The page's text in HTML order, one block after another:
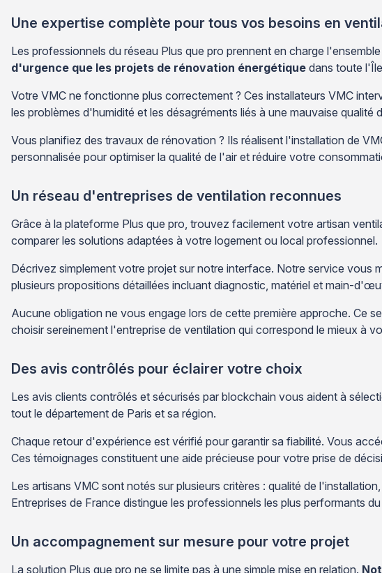
Une expertise complète pour tous vos besoins en
Les professionnels du réseau Plus que pro prennent en charge
d'urgence que les projets de rénovation énergétique dans toute
Votre VMC ne fonctionne plus correctement ? Ces installateurs VMC
les problèmes d'humidité et les désagréments liés à une mauvaise qualité
Vous planifiez des travaux de rénovation ? Ils réalisent l'installation de
personnalisée pour optimiser la qualité de l'air et réduire votre
Un réseau d'entreprises de ventilation reconnues
Grâce à la plateforme Plus que pro, trouvez facilement votre artisan
comparer les solutions adaptées à votre logement ou local professionnel.
Décrivez simplement votre projet sur notre interface. Notre service vous
plusieurs propositions détaillées incluant diagnostic, matériel et main-
Aucune obligation ne vous engage lors de cette première approche. Ce
choisir sereinement l'entreprise de ventilation qui correspond le mieux à
Des avis contrôlés pour éclairer votre choix
Les avis clients contrôlés et sécurisés par blockchain vous aident à
tout le département de Paris et sa région.
Chaque retour d'expérience est vérifié pour garantir sa fiabilité. Vous
Ces témoignages constituent une aide précieuse pour votre prise de
Les artisans VMC sont notés sur plusieurs critères : qualité de
Entreprises de France distingue les professionnels les plus performants
Un accompagnement sur mesure pour votre projet
La solution Plus que pro ne se limite pas à une simple mise en relation.